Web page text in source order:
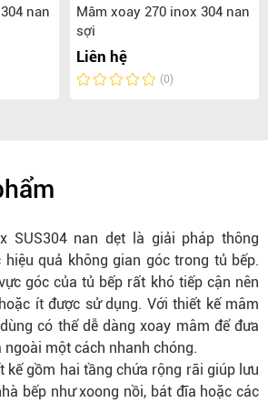
nan
Mâm xoay 270 inox 304 nan
sợi
Liên hệ
(0)
SUS304 nan dẹt là giải pháp thông
quả không gian góc trong tủ bếp.
góc của tủ bếp rất khó tiếp cận nên
ít được sử dụng. Với thiết kế mâm
có thể dễ dàng xoay mâm để đưa
một cách nhanh chóng.
kế gồm hai tầng chứa rộng rãi giúp lưu
bếp như xoong nồi, bát đĩa hoặc các